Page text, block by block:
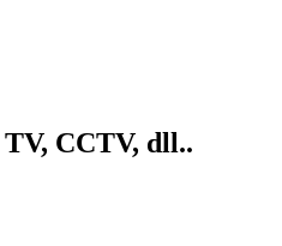
CCTV, dll..